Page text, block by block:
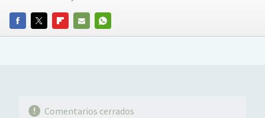
FACEBOOKTWITTERFLIPBOARD
E-
WHATSAPP
Comentarios cerrados